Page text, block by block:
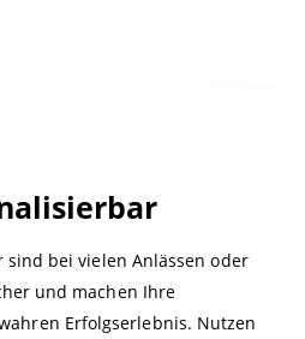
sind bei vielen Anlässen oder
und machen Ihre
Erfolgserlebnis. Nutzen